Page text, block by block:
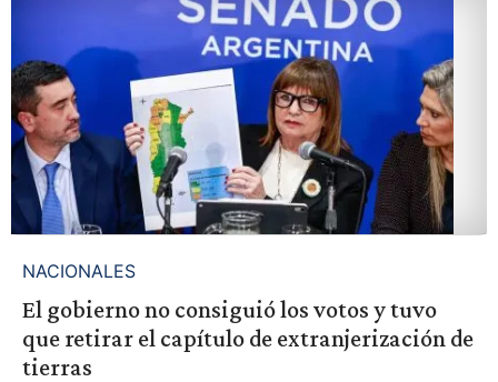
NACIONALES
El gobierno no consiguió los votos y tuvo
que retirar el capítulo de extranjerización de
tierras